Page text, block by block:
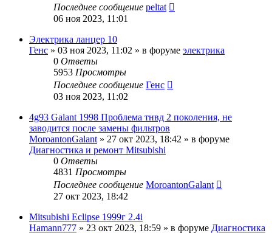
Последнее сообщение peltat
06 ноя 2023, 11:01
Электрика ланцер 10
Генс » 03 ноя 2023, 11:02 » в форуме электрика
0 Ответы
5953 Просмотры
Последнее сообщение Генс
03 ноя 2023, 11:02
4g93 Galant 1998 Проблема тнвд 2 поколения, не
заводится после замены фильтров
MoroantonGalant » 27 окт 2023, 18:42 » в форуме
Диагностика и ремонт Mitsubishi
0 Ответы
4831 Просмотры
Последнее сообщение MoroantonGalant
27 окт 2023, 18:42
Mitsubishi Eclipse 1999г 2.4i
Hamann777 » 23 окт 2023, 18:59 » в форуме Диагностика